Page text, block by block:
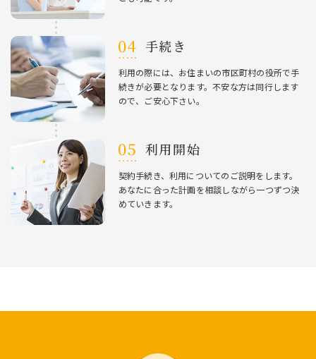
⼿続き
利⽤の際には、お住まいの市区町村の役所で⼿
続きが必要となります。不安な⽅は同⾏します
ので、ご安⼼下さい。
利⽤開始
契約⼿続き、利⽤についてのご説明をします。
あなたに合った計画を相談しながら⼀つずつ決
めていきます。